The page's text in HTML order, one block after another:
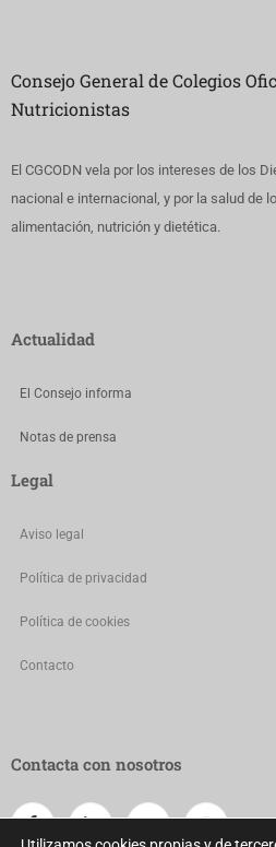
Consejo General de Colegios
Nutricionistas
El CGCODN vela por los intereses de los
nacional e internacional, y por la salud de
alimentación, nutrición y dietética.
Actualidad
El Consejo informa
Notas de prensa
Legal
Aviso legal
Política de privacidad
Política de cookies
Contacto
Contacta con nosotros